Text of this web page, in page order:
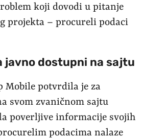
koji dovodi u pitanje
projekta – procureli podaci
javno dostupni na sajtu
Mobile potvrdila je za
svom zvaničnom sajtu
poverljive informacije svojih
podacima nalaze